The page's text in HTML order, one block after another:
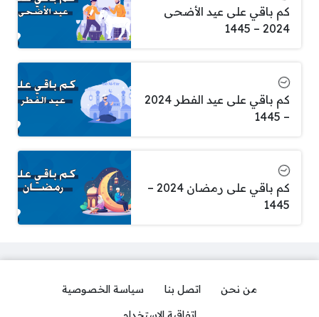
كم باقي على عيد الأضحى
2024 – 1445
كم باقي على عيد الفطر 2024
– 1445
كم باقي على رمضان 2024 –
1445
من نحن اتصل بنا
سياسة الخصوصية